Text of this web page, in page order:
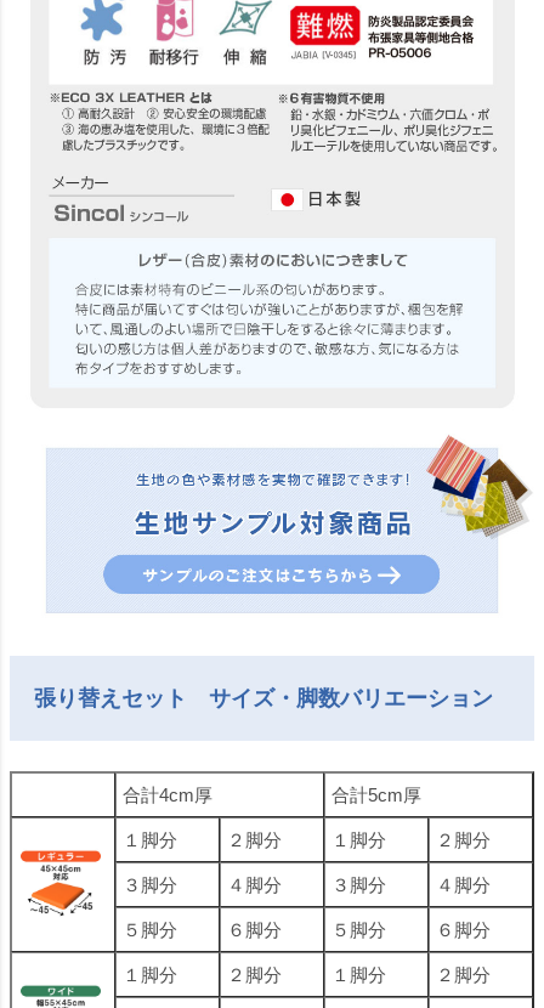
張り替えセット サイズ・脚数バリエーション
合計4cm厚 合計5cm厚
１脚分 ２脚分 １脚分 ２脚分
３脚分 ４脚分 ３脚分 ４脚分
５脚分 ６脚分 ５脚分 ６脚分
１脚分 ２脚分 １脚分 ２脚分